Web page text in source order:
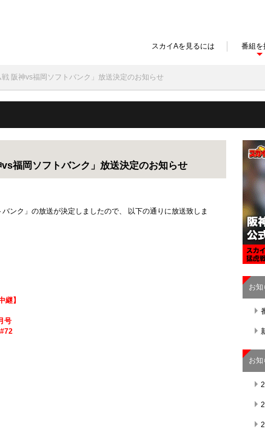
スカイAを見るには 番組を
阪神vs福岡ソフトバンク」放送決定のお知らせ
福岡ソフトバンク」放送決定のお知らせ
ンク」の放送が決定しましたので、 以下の通りに放送致しま
】
号
お知
お知